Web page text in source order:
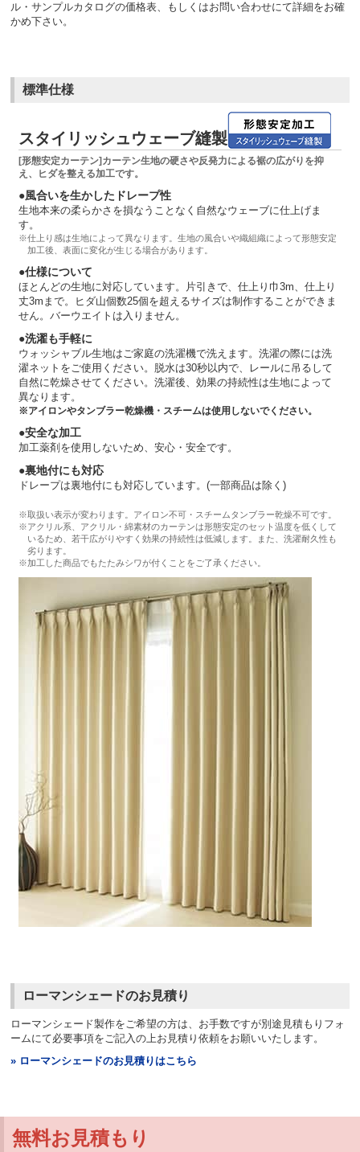
ル・サンプルカタログの価格表、もしくはお問い合わせにて詳細をお確
かめ下さい。
標準仕様
スタイリッシュウェーブ縫製
[形態安定カーテン]カーテン生地の硬さや反発力による裾の広がりを抑
え、ヒダを整える加工です。
●風合いを生かしたドレープ性
生地本来の柔らかさを損なうことなく自然なウェーブに仕上げま
す。
※仕上り感は生地によって異なります。生地の風合いや織組織によって形態安定
加工後、表面に変化が生じる場合があります。
●仕様について
ほとんどの生地に対応しています。片引きで、仕上り巾3m、仕上り
丈3mまで。ヒダ山個数25個を超えるサイズは制作することができま
せん。バーウエイトは入りません。
●洗濯も手軽に
ウォッシャブル生地はご家庭の洗濯機で洗えます。洗濯の際には洗
濯ネットをご使用ください。脱水は30秒以内で、レールに吊るして
自然に乾燥させてください。洗濯後、効果の持続性は生地によって
異なります。
※アイロンやタンブラー乾燥機・スチームは使用しないでください。
●安全な加工
加工薬剤を使用しないため、安心・安全です。
●裏地付にも対応
ドレープは裏地付にも対応しています。(一部商品は除く)
※取扱い表示が変わります。アイロン不可・スチームタンブラー乾燥不可です。
※アクリル系、アクリル・綿素材のカーテンは形態安定のセット温度を低くして
いるため、若干広がりやすく効果の持続性は低減します。また、洗濯耐久性も
劣ります。
※加工した商品でもたたみシワが付くことをご了承ください。
ローマンシェードのお見積り
ローマンシェード製作をご希望の方は、お手数ですが別途見積もりフォ
ームにて必要事項をご記入の上お見積り依頼をお願いいたします。
» ローマンシェードのお見積りはこちら
無料お見積もり